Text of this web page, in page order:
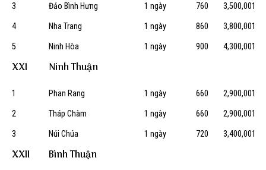
3
Đảo Bình Hưng 1 ngày 760
3,500,001
4
Nha Trang 1 ngày 860
3,800,001
5
Ninh Hòa 1 ngày 900 4,300,001
XXI Ninh Thuận
1 Phan Rang 1 ngày 660
2,900,001
2
Tháp Chàm 1 ngày 660
2,900,001
3
Núi Chúa 1 ngày 720 3,400,001
XXII Bình Thuận